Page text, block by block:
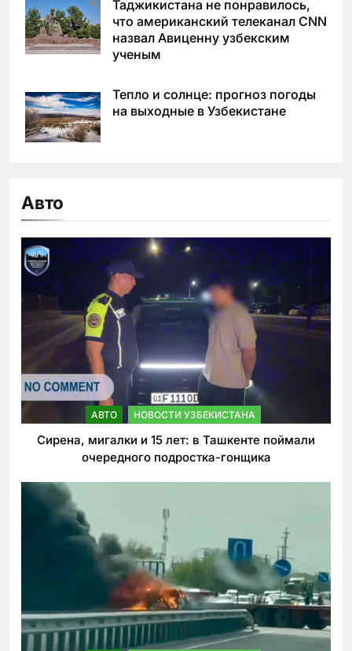
Таджикистана не понравилось,
что американский телеканал CNN
назвал Авиценну узбекским
ученым
Тепло и солнце: прогноз погоды
на выходные в Узбекистане
Авто
АВТО НОВОСТИ УЗБЕКИСТАНА
Сирена, мигалки и 15 лет: в Ташкенте поймали
очередного подростка-гонщика